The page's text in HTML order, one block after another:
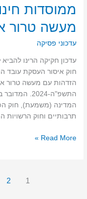
ממוסדות
מעשה טרור
עדכוני פסיקה
חוק איסור העסקת עובד
הזדהות עם מעשה טרור או
התשפ"ה-
המדינה (משמעת), חוק
תרבותיים וחוק
או
עם
ארגון
טרור
Read More »
1
2